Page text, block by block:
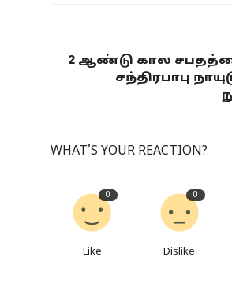
2 ஆண்டு கால
சந்திரபாபு
WHAT'S YOUR REACTION?
0
Like
0
Dislike